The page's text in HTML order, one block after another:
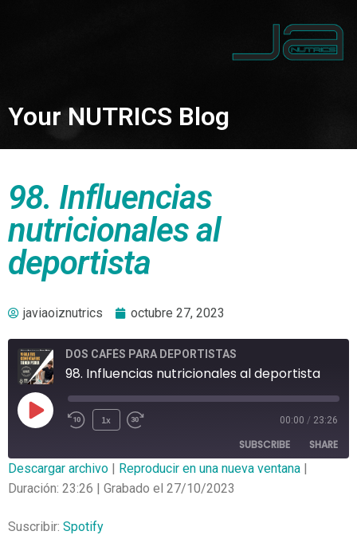
Your NUTRICS Blog
98. Influencias
nutricionales al
deportista
javiaoiznutrics octubre 27, 2023
DOS CAFÉS PARA DEPORTISTAS
98. Influencias nutricionales al deportista
1x 00:00 / 23:26
SUBSCRIBE SHARE
Spotify
RSS FEED
SHARE
LINK
Descargar archivo | Reproducir en una nueva ventana |
Duración: 23:26 | Grabado el 27/10/2023
Suscribir: Spotify